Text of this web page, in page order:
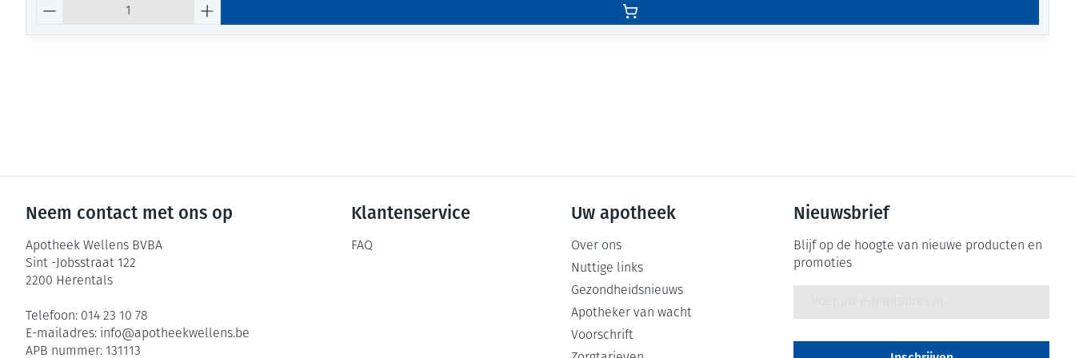
Neem contact met ons op
Apotheek Wellens BVBA
Sint -Jobsstraat 122
2200 Herentals
Telefoon: 014 23 10 78
E-mailadres: info@apotheekwellens.be
APB nummer: 131113
Klantenservice
FAQ
Uw apotheek
Over ons
Nuttige links
Gezondheidsnieuws
Apotheker van wacht
Voorschrift
Nieuwsbrief
Blijf op de hoogte van nieuwe producten en
promoties